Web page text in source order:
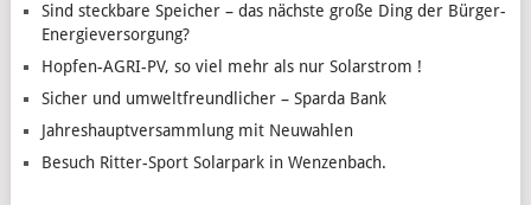
Sind steckbare Speicher – das nächste große Ding der Bürger-
Energieversorgung?
Hopfen-AGRI-PV, so viel mehr als nur Solarstrom !
Sicher und umweltfreundlicher – Sparda Bank
Jahreshauptversammlung mit Neuwahlen
Besuch Ritter-Sport Solarpark in Wenzenbach.